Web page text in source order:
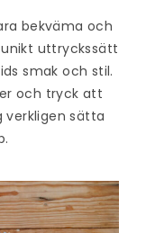
bekväma och
uttryckssätt
smak och stil.
och tryck att
verkligen sätta